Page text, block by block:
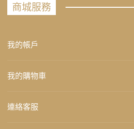
商城服務
我的帳戶
我的購物車
連絡客服